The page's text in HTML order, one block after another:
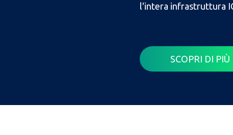
l'intera infrastruttura
SCOPRI DI PIÙ